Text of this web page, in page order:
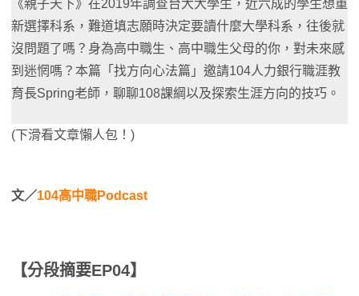
《親子天下》在2019年調查台大大學生，近六成的學生想重
新選擇科系，難道填志願時決定要讀什麼大學科系，往後就
沒問題了嗎？身為高中職生、高中職生父母的你，對未來感
到迷惘嗎？本篇「找方向心法篇」邀請104人力銀行職涯教
育長Spring老師，聊聊108課綱以及探索生涯方向的技巧。
(下滑看文章懶人包！)
文／104高中職Podcast
【分段摘要EP04】